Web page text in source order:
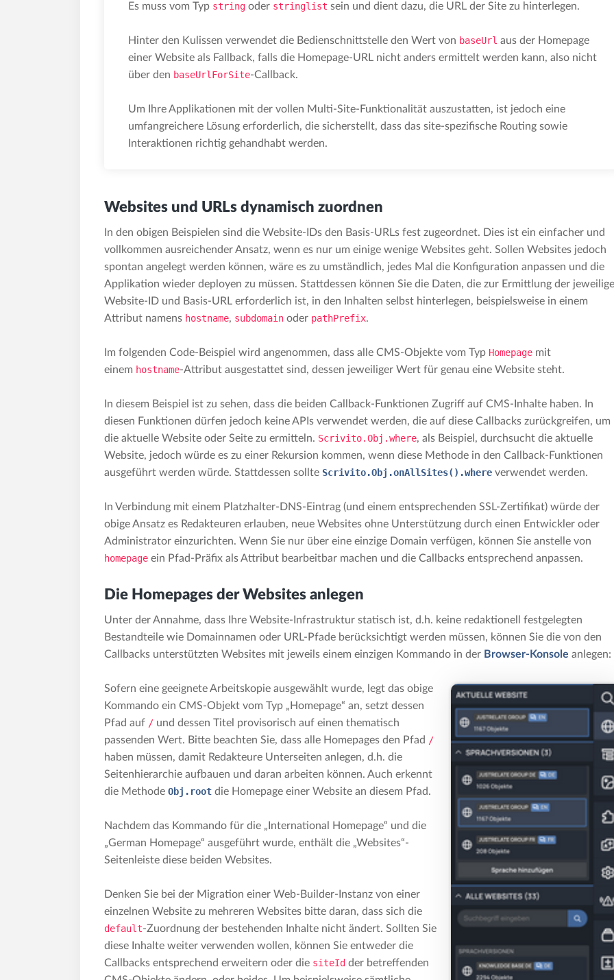
Es muss vom Typ string oder stringlist sein und dient dazu, die URL der Site zu hinterlegen.
Hinter den Kulissen verwendet die Bedienschnittstelle den Wert von baseUrl aus der Homepage
einer Website als Fallback, falls die Homepage-URL nicht anders ermittelt werden kann, also nicht
über den baseUrlForSite-Callback.
Um Ihre Applikationen mit der vollen Multi-Site-Funktionalität auszustatten, ist jedoch eine
umfangreichere Lösung erforderlich, die sicherstellt, dass das site-spezifische Routing sowie
Interaktionen richtig gehandhabt werden.
Websites und URLs dynamisch zuordnen
In den obigen Beispielen sind die Website-IDs den Basis-URLs fest zugeordnet. Dies ist ein einfacher und
vollkommen ausreichender Ansatz, wenn es nur um einige wenige Websites geht. Sollen Websites jedoch
spontan angelegt werden können, wäre es zu umständlich, jedes Mal die Konfiguration anpassen und die
Applikation wieder deployen zu müssen. Stattdessen können Sie die Daten, die zur Ermittlung der
Website-ID und Basis-URL erforderlich ist, in den Inhalten selbst hinterlegen, beispielsweise in einem
Attribut namens hostname, subdomain oder pathPrefix.
Im folgenden Code-Beispiel wird angenommen, dass alle CMS-Objekte vom Typ Homepage mit
einem hostname-Attribut ausgestattet sind, dessen jeweiliger Wert für genau eine Website steht.
In diesem Beispiel ist zu sehen, dass die beiden Callback-Funktionen Zugriff auf CMS-Inhalte haben. In
diesen Funktionen dürfen jedoch keine APIs verwendet werden, die auf diese Callbacks zurückgreifen, um
die aktuelle Website oder Seite zu ermitteln. Scrivito.Obj.where, als Beispiel, durchsucht die aktuelle
Website, jedoch würde es zu einer Rekursion kommen, wenn diese Methode in den Callback-Funktionen
ausgeführt werden würde. Stattdessen sollte Scrivito.Obj.onAllSites().where verwendet werden.
In Verbindung mit einem Platzhalter-DNS-Eintrag (und einem entsprechenden SSL-Zertifikat) würde der
obige Ansatz es Redakteuren erlauben, neue Websites ohne Unterstützung durch einen Entwickler oder
Administrator einzurichten. Wenn Sie nur über eine einzige Domain verfügen, können Sie anstelle von
homepage ein Pfad-Präfix als Attribut bearbeitbar machen und die Callbacks entsprechend anpassen.
Die Homepages der Websites anlegen
Unter der Annahme, dass Ihre Website-Infrastruktur statisch ist, d.h. keine redaktionell festgelegten
Bestandteile wie Domainnamen oder URL-Pfade berücksichtigt werden müssen, können Sie die von den
Callbacks unterstützten Websites mit jeweils einem einzigen Kommando in der Browser-Konsole anlegen:
Sofern eine geeignete Arbeitskopie ausgewählt wurde, legt das obige
Kommando ein CMS-Objekt vom Typ „Homepage“ an, setzt dessen
Pfad auf / und dessen Titel provisorisch auf einen thematisch
passenden Wert. Bitte beachten Sie, dass alle Homepages den Pfad /
haben müssen, damit Redakteure Unterseiten anlegen, d.h. die
Seitenhierarchie aufbauen und daran arbeiten können. Auch erkennt
die Methode Obj.root die Homepage einer Website an diesem Pfad.
Nachdem das Kommando für die „International Homepage“ und die
„German Homepage“ ausgeführt wurde, enthält die „Websites“-
Seitenleiste diese beiden Websites.
Denken Sie bei der Migration einer Web-Builder-Instanz von einer
einzelnen Website zu mehreren Websites bitte daran, dass sich die
default-Zuordnung der bestehenden Inhalte nicht ändert. Sollten Sie
diese Inhalte weiter verwenden wollen, können Sie entweder die
Callbacks entsprechend erweitern oder die siteId der betreffenden